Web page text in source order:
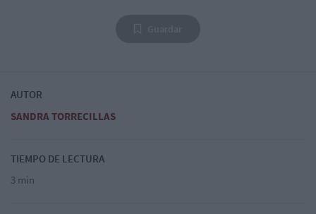
AUTOR
SANDRA TORRECILLAS
TIEMPO DE LECTURA
3 min